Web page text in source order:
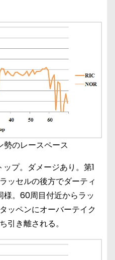
勢のレースペース
プ。ダメージあり。第1
ッセルの後方でダーティ
様。60周目付近からラッ
ッペンにオーバーテイク
引き離される。